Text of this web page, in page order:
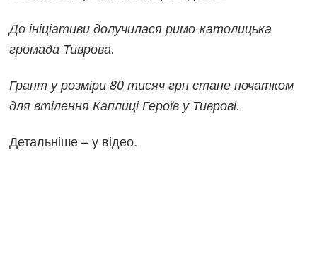
До ініціативи долучилася римо-католицька
громада Тиврова.
Грант у розміри 80 тисяч грн стане початком
для втілення Каплиці Героїв у Тиврові.
Детальніше – у відео.